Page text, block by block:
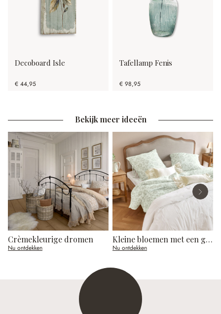
Decoboard Isle
€ 44,95
Tafellamp Fenis
€ 98,95
Bekijk meer ideeën
Crèmekleurige dromen
Nu ontdekken
Kleine bloemen met een groots effect
Nu ontdekken